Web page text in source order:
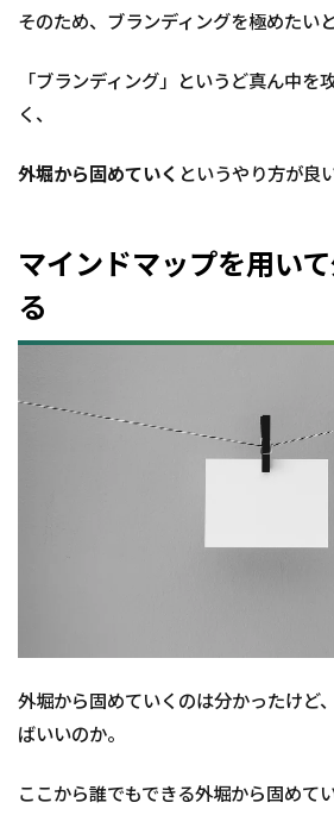
えて
み
う
そのため、ブランディングを極めたい
「ブランディング」というど真ん中を
く、
外堀から固めていく というやり方が良
マインドマップを用い
る
外堀から固めていくのは分かったけど
ばいいのか。
ここから誰でもできる外堀から固めて